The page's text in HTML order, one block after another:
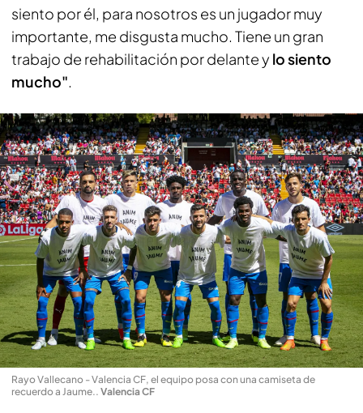
siento por él, para nosotros es un jugador muy
importante, me disgusta mucho. Tiene un gran
trabajo de rehabilitación por delante y lo siento
mucho".
Rayo Vallecano - Valencia CF, el equipo posa con una camiseta de
recuerdo a Jaume.. Valencia CF